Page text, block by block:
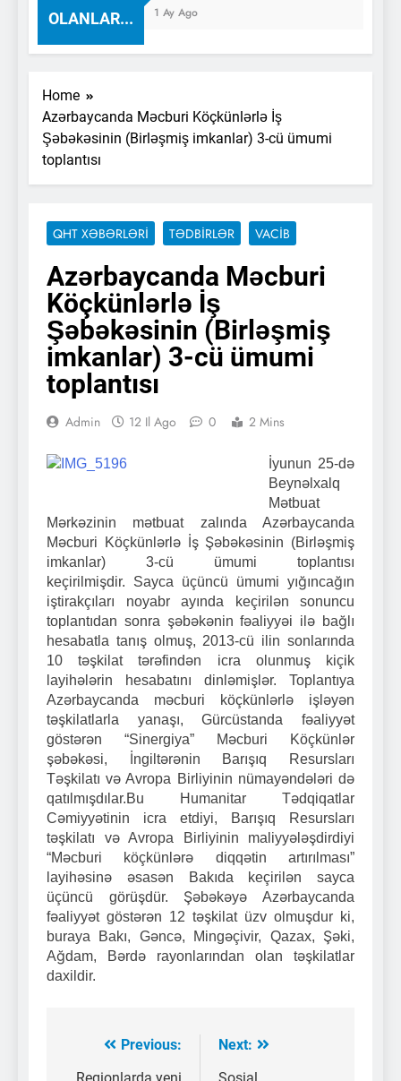
OLANLAR...
1 Ay Ago
Home
Azərbaycanda Məcburi Köçkünlərlə İş
Şəbəkəsinin (Birləşmiş imkanlar) 3-cü ümumi
toplantısı
QHT XƏBƏRLƏRI TƏDBIRLƏR VACİB
Azərbaycanda Məcburi
Köçkünlərlə İş
Şəbəkəsinin (Birləşmiş
imkanlar) 3-cü ümumi
toplantısı
Admin 12 Il Ago 0 2 Mins
İyunun 25-də
Beynəlxalq
Mətbuat
Mərkəzinin mətbuat zalında Azərbaycanda
Məcburi Köçkünlərlə İş Şəbəkəsinin (Birləşmiş
imkanlar) 3-cü ümumi toplantısı
keçirilmişdir. Sayca üçüncü ümumi yığıncağın
iştirakçıları noyabr ayında keçirilən sonuncu
toplantıdan sonra şəbəkənin fəaliyyəi ilə bağlı
hesabatla tanış olmuş, 2013-cü ilin sonlarında
10 təşkilat tərəfindən icra olunmuş kiçik
layihələrin hesabatını dinləmişlər. Toplantıya
Azərbaycanda məcburi köçkünlərlə işləyən
təşkilatlarla yanaşı, Gürcüstanda fəaliyyət
göstərən “Sinergiya” Məcburi Köçkünlər
şəbəkəsi, İngiltərənin Barışıq Resursları
Təşkilatı və Avropa Birliyinin nümayəndələri də
qatılmışdılar.Bu Humanitar Tədqiqatlar
Cəmiyyətinin icra etdiyi, Barışıq Resursları
təşkilatı və Avropa Birliyinin maliyyələşdirdiyi
“Məcburi köçkünlərə diqqətin artırılması”
layihəsinə əsasən Bakıda keçirilən sayca
üçüncü görüşdür. Şəbəkəyə Azərbaycanda
fəaliyyət göstərən 12 təşkilat üzv olmuşdur ki,
buraya Bakı, Gəncə, Mingəçivir, Qazax, Şəki,
Ağdam, Bərdə rayonlarından olan təşkilatlar
daxildir.
Previous:
Next: